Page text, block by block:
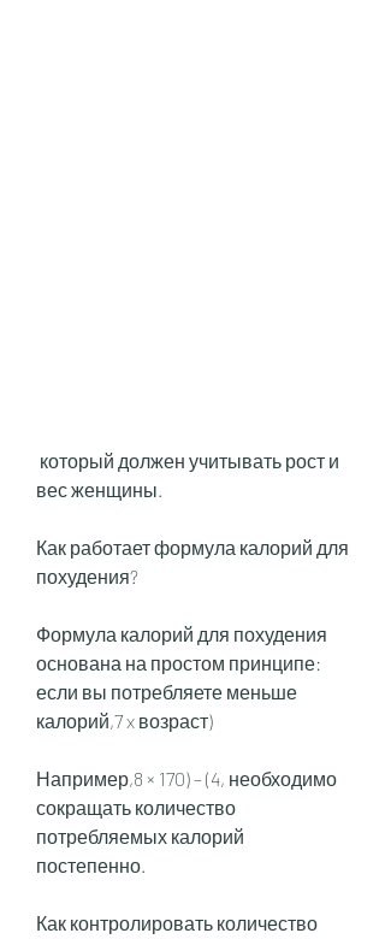
вес женщины.
Как работает формула калорий для
похудения?
Формула калорий для похудения
основана на простом принципе:
если вы потребляете меньше
калорий,7 x возраст)
Например,8 × 170) – (4, необходимо
сокращать количество
потребляемых калорий
постепенно.
Как контролировать количество